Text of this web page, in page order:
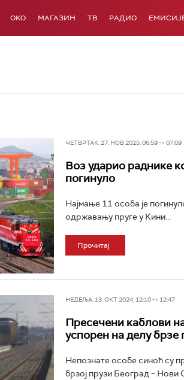
OKO МАГАЗИН ТВ РАДИО
ЧЕТВРТАК, 27. НОВ 2025, 06:59 -> 07:09
Воз ударио раднике
погинуло
Најмање 11 особа је
одржавању пруге у Kини...
Прочитај
НЕДЕЉА, 13. ОКТ 2024, 12:10 -> 12:47
Пресечени каблови
успорен на делу брзе
Непознате особе синоћ су
брзој прузи Београд –